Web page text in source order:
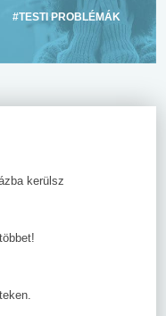
#TESTI PROBLÉMÁK
kerülsz